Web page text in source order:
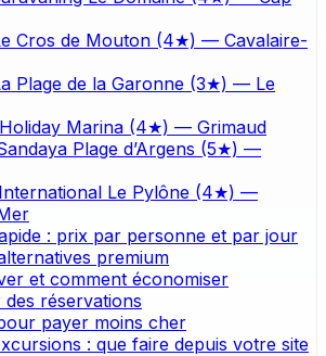
Cros de Mouton (4★) — Cavalaire-
Plage de la Garonne (3★) — Le
Holiday Marina (4★) — Grimaud
Plage d’Argens (5★) —
International Le Pylône (4★) —
: prix par personne et par jour
premium
et comment économiser
des réservations
payer moins cher
: que faire depuis votre site